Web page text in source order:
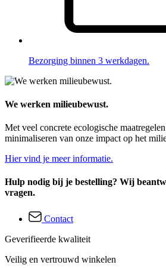
Bezorging binnen 3 werkdagen.
We werken milieubewust.
Met veel concrete ecologische
minimaliseren van onze impact op het
Hier vind je meer informatie.
Hulp nodig bij je bestelling? Wij
vragen.
Contact
Geverifieerde kwaliteit
Veilig en vertrouwd winkelen